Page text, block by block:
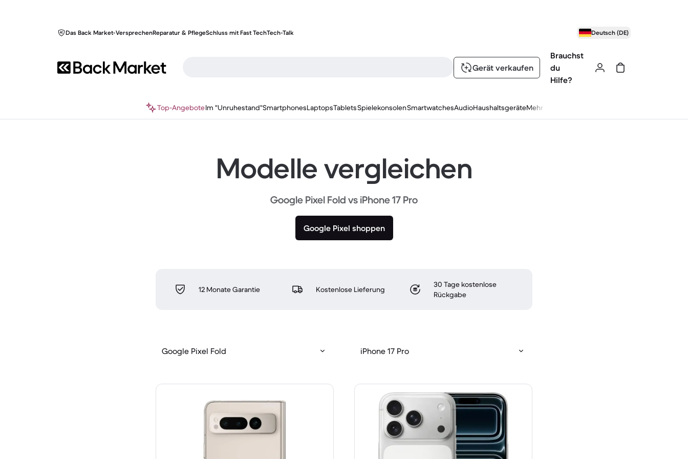
Das Back Market-VersprechenReparatur & PflegeSchluss mit Fast TechTech-Talk Deutsch (DE)
Gerät verkaufen
Brauchst
du
Hilfe?
Top-AngeboteIm "Unruhestand"SmartphonesLaptopsTabletsSpielekonsolenSmartwatchesAudioHaushaltsgeräteMehr
Modelle vergleichen
Google Pixel Fold vs iPhone 17 Pro
Google Pixel shoppen
12 Monate Garantie Kostenlose Lieferung
30 Tage kostenlose
Rückgabe
Google Pixel Fold iPhone 17 Pro